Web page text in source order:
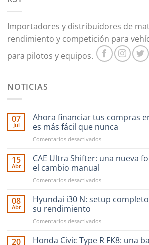
Importadores y distribuidores de
rendimiento y competición para
para pilotos y equipos.
NOTICIAS
07
Jul
Ahora financiar tus compras
es más fácil que nunca
Comentarios desactivadosen
financiar
en
Motorsport
fácil
nunca
15
Abr
CAE Ultra Shifter: una nueva
el cambio manual
Comentarios desactivadosen
Ultra
Shifter:
nueva
de
08
Abr
Hyundai i30 N: setup
su rendimiento
Comentarios desactivadosen
i30
20
Honda Civic Type R FK8: una